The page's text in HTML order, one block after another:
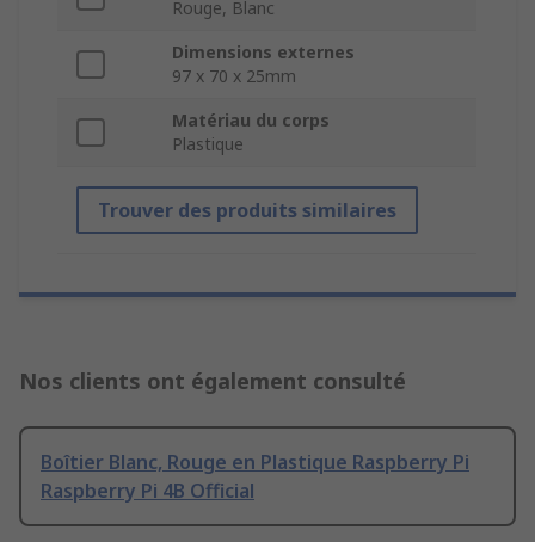
Rouge, Blanc
Dimensions externes
97 x 70 x 25mm
Matériau du corps
Plastique
Trouver des produits similaires
Nos clients ont également consulté
Boîtier Blanc, Rouge en Plastique Raspberry Pi
Raspberry Pi 4B Official